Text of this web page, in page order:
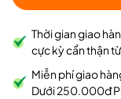
Thời gian giao
cực kỳ cẩn thận
Miễn phí giao
Dưới 250.000đ